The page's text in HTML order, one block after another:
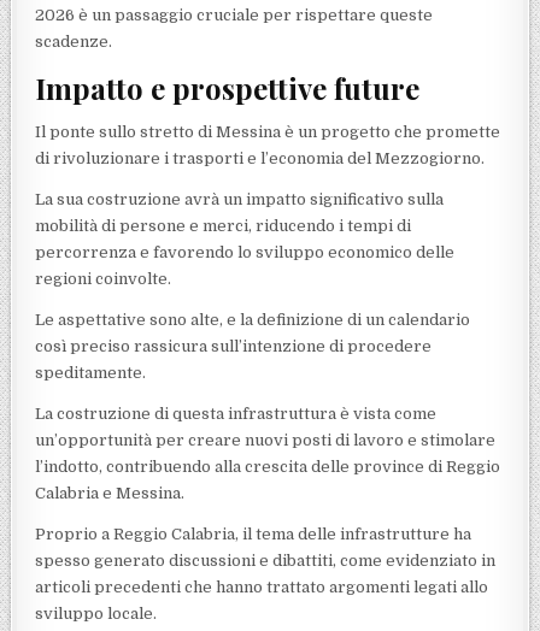
2026 è un passaggio cruciale per rispettare queste
scadenze.
Impatto e prospettive future
Il ponte sullo stretto di Messina è un progetto che promette
di rivoluzionare i trasporti e l’economia del Mezzogiorno.
La sua costruzione avrà un impatto significativo sulla
mobilità di persone e merci, riducendo i tempi di
percorrenza e favorendo lo sviluppo economico delle
regioni coinvolte.
Le aspettative sono alte, e la definizione di un calendario
così preciso rassicura sull’intenzione di procedere
speditamente.
La costruzione di questa infrastruttura è vista come
un’opportunità per creare nuovi posti di lavoro e stimolare
l’indotto, contribuendo alla crescita delle province di Reggio
Calabria e Messina.
Proprio a Reggio Calabria, il tema delle infrastrutture ha
spesso generato discussioni e dibattiti, come evidenziato in
articoli precedenti che hanno trattato argomenti legati allo
sviluppo locale.